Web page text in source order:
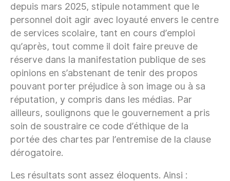
depuis mars 2025, stipule notamment que le
personnel doit agir avec loyauté envers le centre
de services scolaire, tant en cours d’emploi
qu’après, tout comme il doit faire preuve de
réserve dans la manifestation publique de ses
opinions en s’abstenant de tenir des propos
pouvant porter préjudice à son image ou à sa
réputation, y compris dans les médias. Par
ailleurs, soulignons que le gouvernement a pris
soin de soustraire ce code d’éthique de la
portée des chartes par l’entremise de la clause
dérogatoire.
Les résultats sont assez éloquents. Ainsi :